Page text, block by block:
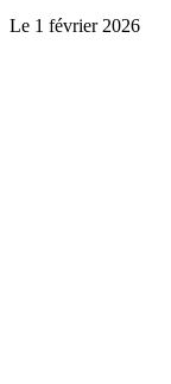
Le 1 février 2026